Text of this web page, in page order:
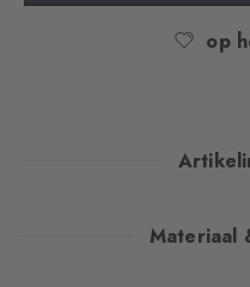
op
Volumineuze draden van
Materiaal